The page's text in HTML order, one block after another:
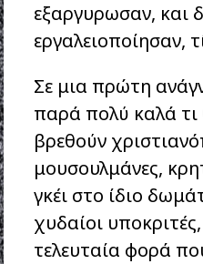
εξαργυρωσαν, και
εργαλειοποίησαν,
Σε μια πρώτη
παρά πολύ καλά τι
βρεθούν
μουσουλμάνες,
γκέι στο ίδιο
χυδαίοι
τελευταία φορά